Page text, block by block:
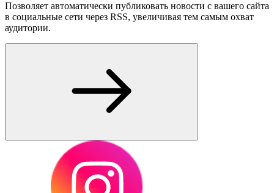
Позволяет автоматически публиковать новости с вашего сайта
в социальные сети через RSS, увеличивая тем самым охват
аудитории.